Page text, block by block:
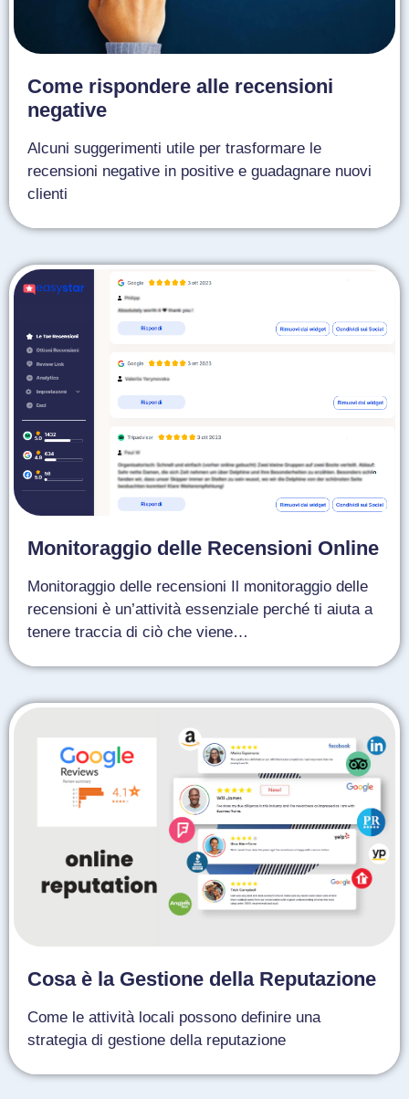
Come rispondere alle recensioni
negative
Alcuni suggerimenti utile per trasformare le
recensioni negative in positive e guadagnare nuovi
clienti
Monitoraggio delle Recensioni Online
Monitoraggio delle recensioni Il monitoraggio delle
recensioni è un’attività essenziale perché ti aiuta a
tenere traccia di ciò che viene…
Cosa è la Gestione della Reputazione
Come le attività locali possono definire una
strategia di gestione della reputazione